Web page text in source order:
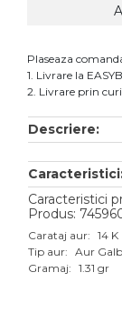
Accesorii
Aur alb
Aur roz
Aur mixt
Plaseaza
1. Livrare la
2. Livrare prin
Descriere:
Caracteristici
Produs:
Carataj aur: 14 K
Tip aur: Aur
Gramaj: 1.31 gr